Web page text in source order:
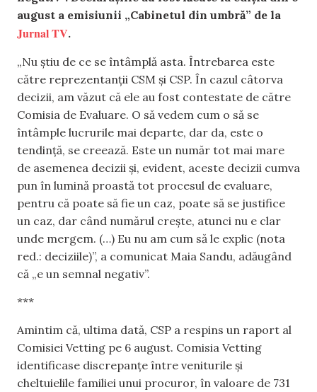
august a emisiunii „Cabinetul din umbră” de la
Jurnal TV.
„Nu știu de ce se întâmplă asta. Întrebarea este
către reprezentanții CSM și CSP. În cazul câtorva
decizii, am văzut că ele au fost contestate de către
Comisia de Evaluare. O să vedem cum o să se
întâmple lucrurile mai departe, dar da, este o
tendință, se creează. Este un număr tot mai mare
de asemenea decizii și, evident, aceste decizii cumva
pun în lumină proastă tot procesul de evaluare,
pentru că poate să fie un caz, poate să se justifice
un caz, dar când numărul crește, atunci nu e clar
unde mergem. (…) Eu nu am cum să le explic (nota
red.: deciziile)”, a comunicat Maia Sandu, adăugând
că „e un semnal negativ”.
***
Amintim că, ultima dată, CSP a respins un raport al
Comisiei Vetting pe 6 august. Comisia Vetting
identificase discrepanțe între veniturile și
cheltuielile familiei unui procuror, în valoare de 731